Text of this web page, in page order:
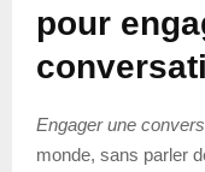
pour
Engager une
monde, sans parler